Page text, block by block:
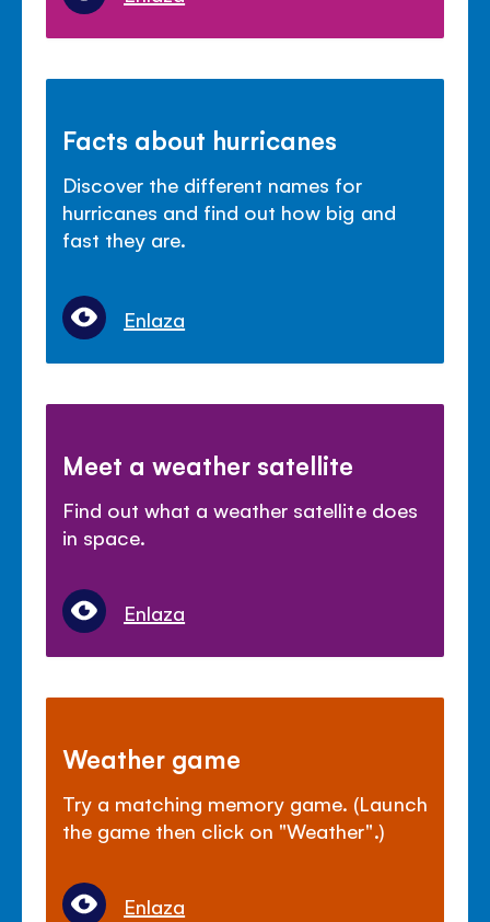
Facts about hurricanes
Discover the different names for
hurricanes and find out how big and
fast they are.
Enlaza
Meet a weather satellite
Find out what a weather satellite does
in space.
Enlaza
Weather game
Try a matching memory game. (Launch
the game then click on "Weather".)
Enlaza